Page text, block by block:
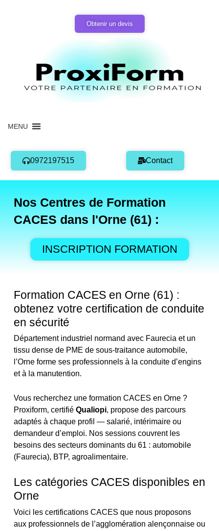
Obtenir un devis
MENU
0972197515 Contact
Nos Centres de Formation
CACES dans l'Orne (61) :
INSCRIPTION FORMATION
Formation CACES en Orne (61) :
obtenez votre certification de conduite
en sécurité
Département industriel normand avec Faurecia et un
tissu dense de PME de sous-traitance automobile,
l’Orne forme ses professionnels à la conduite d’engins
et à la manutention.
Vous recherchez une formation CACES en Orne ?
Proxiform, certifié Qualiopi, propose des parcours
adaptés à chaque profil — salarié, intérimaire ou
demandeur d’emploi. Nos sessions couvrent les
besoins des secteurs dominants du 61 : automobile
(Faurecia), BTP, agroalimentaire.
Les catégories CACES disponibles en
Orne
Voici les certifications CACES que nous proposons
aux professionnels de l’agglomération alençonnaise ou